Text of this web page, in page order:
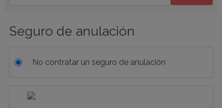
Seguro de anulación
No contratar un seguro de anulación